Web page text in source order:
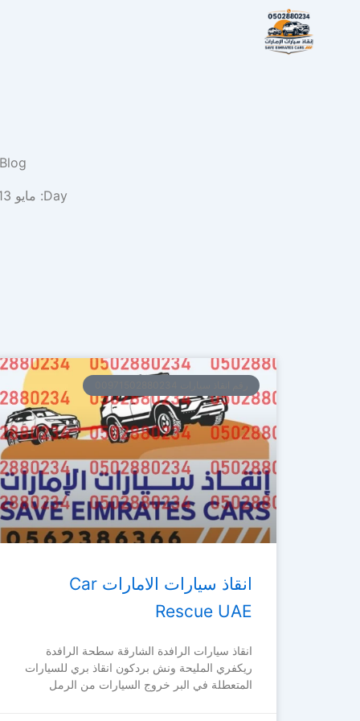
Blog
Day: مايو 13, 2026
انقاذ سيارات الامارات Car
Rescue UAE
انقاذ سيارات الرافدة الشارقة سطحة الرافدة
ريكفري المليحة ونش بردكون انقاذ بري للسيارات
المتعطلة في البر خروج السيارات من الرمل